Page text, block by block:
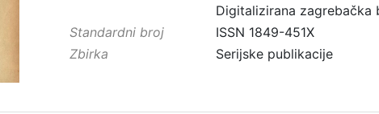
Digitalizirana zagrebačka
Standardni broj
ISSN 1849-451X
Zbirka
Serijske publikacije